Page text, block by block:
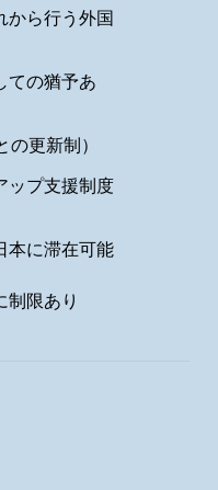
から行う外国
ての猶予あ
更新制）
ップ支援制度
本に滞在可能
制限あり